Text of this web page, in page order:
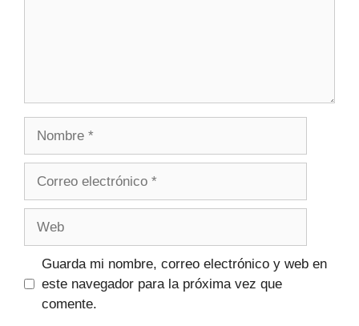
Guarda mi nombre, correo electrónico y web en
este navegador para la próxima vez que
comente.